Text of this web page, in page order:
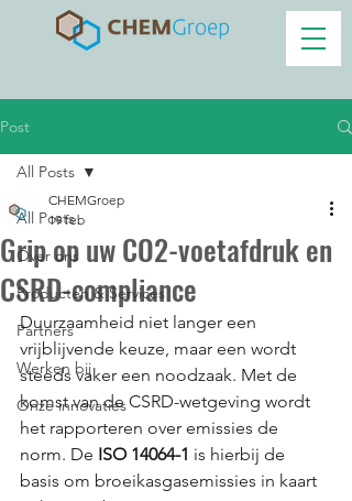
Post
All Posts
Over ons
Producten & Services
Partners
Werken bij
Onze innovaties
All Posts
Grip op uw CO2-voetafdruk en
CSRD-compliance
CHEMGroep
19 feb
Duurzaamheid niet langer een
vrijblijvende keuze, maar een wordt
steeds vaker een noodzaak. Met de
komst van de CSRD-wetgeving wordt
het rapporteren over emissies de
norm. De ISO 14064-1 is hierbij de
basis om broeikasgasemissies in kaart